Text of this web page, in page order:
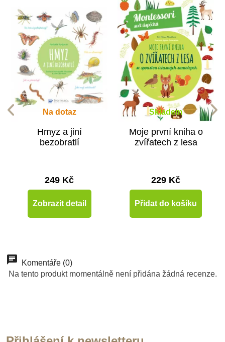
Na dotaz
Hmyz a jiní
bezobratlí
249 Kč
Zobrazit detail
Skladem
Moje první kniha o
zvířatech z lesa
229 Kč
Přidat do košíku
Výprodej
Novinka
Komentáře (0)
Na tento produkt momentálně není přidána žádná recenze.